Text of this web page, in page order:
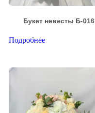
Букет невесты Б-016
Подробнее